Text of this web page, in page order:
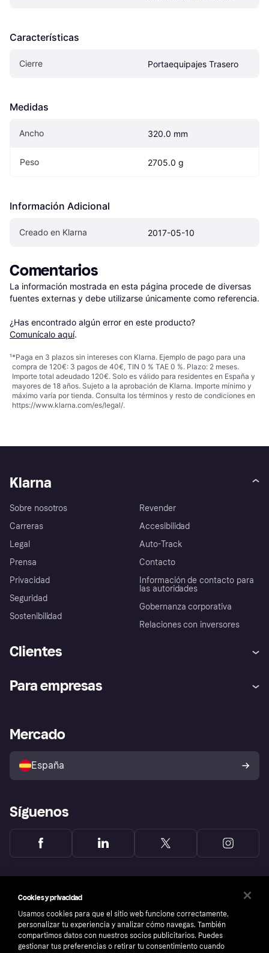
Características
Cierre Portaequipajes Trasero
Medidas
Ancho 320.0 mm
Peso 2705.0 g
Información Adicional
Creado en Klarna 2017-05-10
Comentarios
La información mostrada en esta página procede de diversas
fuentes externas y debe utilizarse únicamente como referencia.
¿Has encontrado algún error en este producto?
Comunícalo aquí.
¹*Paga en 3 plazos sin intereses con Klarna. Ejemplo de pago para una
compra de 120€: 3 pagos de 40€, TIN 0 % TAE 0 %. Plazo: 2 meses.
Importe total adeudado 120€. Solo es válido para residentes en España y
mayores de 18 años. Sujeto a la aprobación de Klarna. Importe mínimo y
máximo varía por tienda. Consulta los términos y resto de condiciones en
https://www.klarna.com/es/legal/.
Klarna
Sobre nosotros
Carreras
Legal
Prensa
Privacidad
Seguridad
Sostenibilidad
Revender
Accesibilidad
Auto-Track
Contacto
Información de contacto para
las autoridades
Gobernanza corporativa
Relaciones con inversores
Clientes
Inicio de sesión
Directorio de tiendas
Política de protección al
comprador de Klarna
Reclamaciones
Para empresas
Acceso empresas
Mercado
España
Síguenos
Cookies y privacidad
Usamos cookies para que el sitio web funcione correctamente,
personalizar tu experiencia y analizar cómo navegas. También
compartimos datos con nuestros socios publicitarios. Puedes
gestionar tus preferencias o retirar tu consentimiento cuando